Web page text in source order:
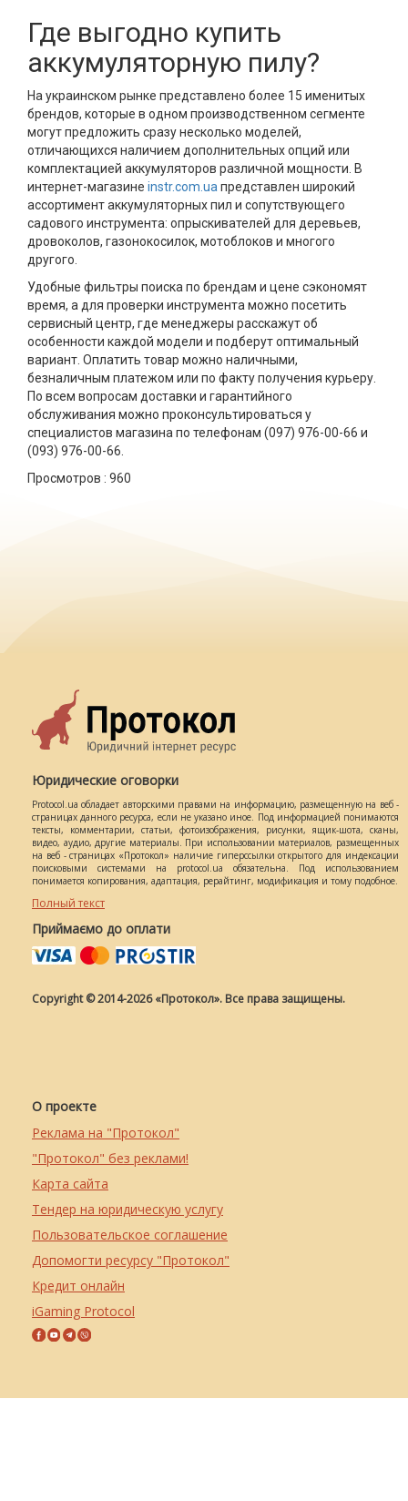
Где выгодно купить
аккумуляторную пилу?
На украинском рынке представлено более 15 именитых
брендов, которые в одном производственном сегменте
могут предложить сразу несколько моделей,
отличающихся наличием дополнительных опций или
комплектацией аккумуляторов различной мощности. В
интернет-магазине instr.com.ua представлен широкий
ассортимент аккумуляторных пил и сопутствующего
садового инструмента: опрыскивателей для деревьев,
дровоколов, газонокосилок, мотоблоков и многого
другого.
Удобные фильтры поиска по брендам и цене сэкономят
время, а для проверки инструмента можно посетить
сервисный центр, где менеджеры расскажут об
особенности каждой модели и подберут оптимальный
вариант. Оплатить товар можно наличными,
безналичным платежом или по факту получения курьеру.
По всем вопросам доставки и гарантийного
обслуживания можно проконсультироваться у
специалистов магазина по телефонам (097) 976-00-66 и
(093) 976-00-66.
Просмотров : 960
Юридические оговорки
Protocol.ua обладает авторскими правами на информацию, размещенную на веб -
страницах данного ресурса, если не указано иное. Под информацией понимаются
тексты, комментарии, статьи, фотоизображения, рисунки, ящик-шота, сканы,
видео, аудио, другие материалы. При использовании материалов, размещенных
на веб - страницах «Протокол» наличие гиперссылки открытого для индексации
поисковыми системами на protocol.ua обязательна. Под использованием
понимается копирования, адаптация, рерайтинг, модификация и тому подобное.
Полный текст
Приймаємо до оплати
Copyright © 2014-2026 «Протокол». Все права защищены.
О проекте
Реклама на "Протокол"
"Протокол" без реклами!
Карта сайта
Тендер на юридическую услугу
Пользовательское соглашение
Допомогти ресурсу "Протокол"
Кредит онлайн
iGaming Protocol